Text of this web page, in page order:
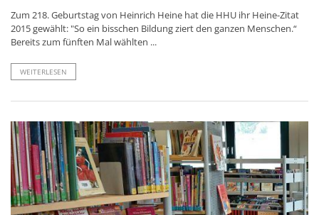
Zum 218. Geburtstag von Heinrich Heine hat die HHU ihr Heine-Zitat
2015 gewählt: "So ein bisschen Bildung ziert den ganzen Menschen.“
Bereits zum fünften Mal wählten ...
WEITERLESEN